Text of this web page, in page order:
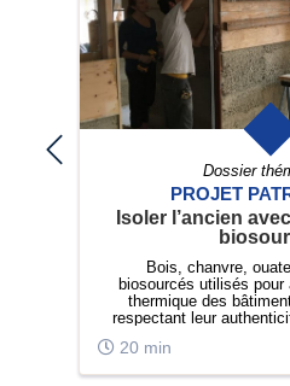
Dossier
PROJET
Isoler l’ancien
Bois, chanvre,
biosourcés utilisés pour
thermique des
respectant leur
une maison ancienne
charme historique et
son confort sans
20 min